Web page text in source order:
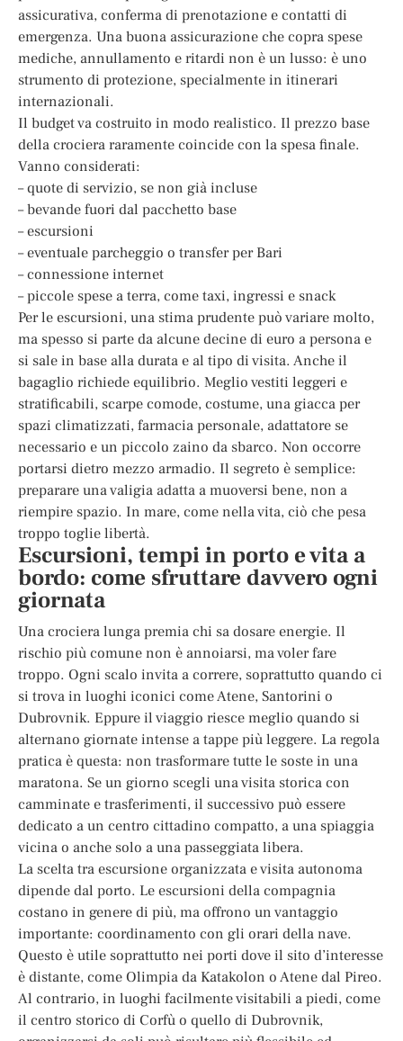
assicurativa, conferma di prenotazione e contatti di
emergenza. Una buona assicurazione che copra spese
mediche, annullamento e ritardi non è un lusso: è uno
strumento di protezione, specialmente in itinerari
internazionali.
Il budget va costruito in modo realistico. Il prezzo base
della crociera raramente coincide con la spesa finale.
Vanno considerati:
– quote di servizio, se non già incluse
– bevande fuori dal pacchetto base
– escursioni
– eventuale parcheggio o transfer per Bari
– connessione internet
– piccole spese a terra, come taxi, ingressi e snack
Per le escursioni, una stima prudente può variare molto,
ma spesso si parte da alcune decine di euro a persona e
si sale in base alla durata e al tipo di visita. Anche il
bagaglio richiede equilibrio. Meglio vestiti leggeri e
stratificabili, scarpe comode, costume, una giacca per
spazi climatizzati, farmacia personale, adattatore se
necessario e un piccolo zaino da sbarco. Non occorre
portarsi dietro mezzo armadio. Il segreto è semplice:
preparare una valigia adatta a muoversi bene, non a
riempire spazio. In mare, come nella vita, ciò che pesa
troppo toglie libertà.
Escursioni, tempi in porto e vita a
bordo: come sfruttare davvero ogni
giornata
Una crociera lunga premia chi sa dosare energie. Il
rischio più comune non è annoiarsi, ma voler fare
troppo. Ogni scalo invita a correre, soprattutto quando ci
si trova in luoghi iconici come Atene, Santorini o
Dubrovnik. Eppure il viaggio riesce meglio quando si
alternano giornate intense a tappe più leggere. La regola
pratica è questa: non trasformare tutte le soste in una
maratona. Se un giorno scegli una visita storica con
camminate e trasferimenti, il successivo può essere
dedicato a un centro cittadino compatto, a una spiaggia
vicina o anche solo a una passeggiata libera.
La scelta tra escursione organizzata e visita autonoma
dipende dal porto. Le escursioni della compagnia
costano in genere di più, ma offrono un vantaggio
importante: coordinamento con gli orari della nave.
Questo è utile soprattutto nei porti dove il sito d’interesse
è distante, come Olimpia da Katakolon o Atene dal Pireo.
Al contrario, in luoghi facilmente visitabili a piedi, come
il centro storico di Corfù o quello di Dubrovnik,